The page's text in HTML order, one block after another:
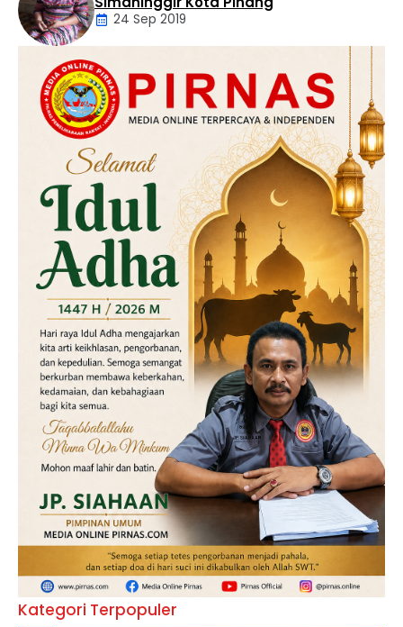
Daerah
Hukum
Kriminal
Labusel
24 Sep 2019
Kategori Terpopuler